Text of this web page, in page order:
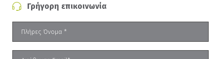
Γρήγορη επικοινωνία